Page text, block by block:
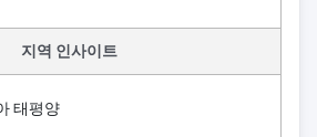
지역 인사이트
태평양